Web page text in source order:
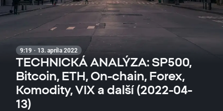
9:19 · 13. apríla 2022
TECHNICKÁ ANALÝZA: SP500,
Bitcoin, ETH, On-chain, Forex,
Komodity, VIX a další (2022-04-
13)